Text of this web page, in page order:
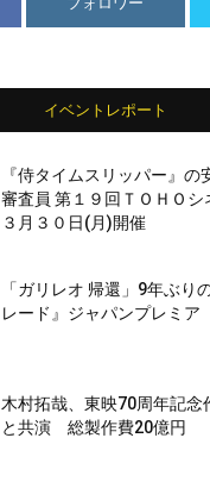
イベントレポート
『侍タイムスリッパー』
審査員 第１９回ＴＯＨＯ
３月３０日(月)開催
「ガリレオ 帰還」9年ぶり
レード』ジャパンプレミア
木村拓哉、東映70周年記念
と共演 総製作費20億円